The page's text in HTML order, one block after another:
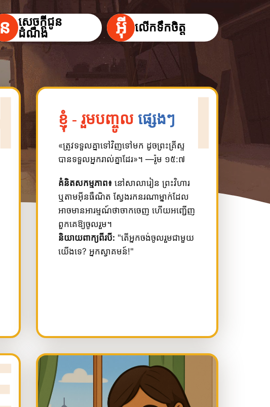
ន
សេចក្តីជូន
ដំណឹង
អ៊ី លើកទឹកចិត្ត
ខ្ញុំ - រួមបញ្ចូល ផ្សេងៗ
«ត្រូវ​ទទួល​គ្នា​ទៅ​វិញ​ទៅ​មក ដូច​ព្រះ​គ្រីស្ទ​
បាន​ទទួល​អ្នក​រាល់​គ្នា​ដែរ»។ —រ៉ូម ១៥:៧
គំនិតសកម្មភាព៖ នៅសាលារៀន ព្រះវិហារ
ឬតាមអ៊ីនធឺណិត ស្វែងរកនរណាម្នាក់ដែល
អាចមានអារម្មណ៍ថាចាកចេញ ហើយអញ្ជើញ
ពួកគេឱ្យចូលរួម។
និយាយពាក្យពីរបី: "តើអ្នកចង់ចូលរួមជាមួយ
យើងទេ? អ្នកស្វាគមន៍!"